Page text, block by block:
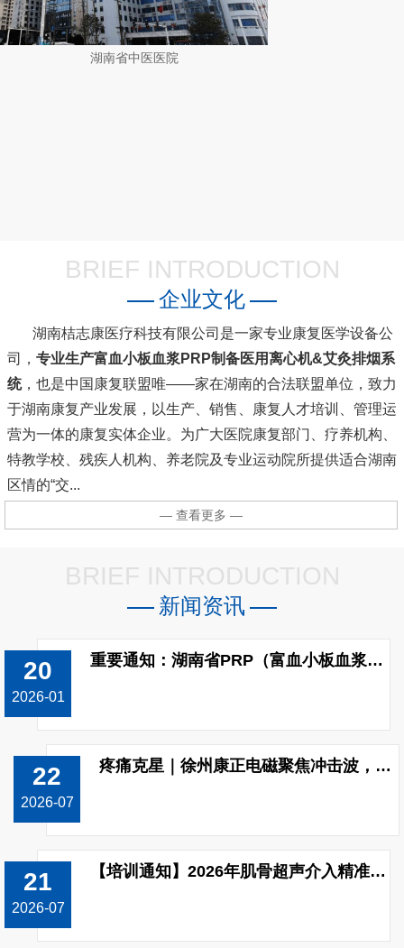
湖南省中医医院
BRIEF INTRODUCTION
企业文化
湖南桔志康医疗科技有限公司是一家专业康复医学设备公
司， 专业生产富血小板血浆PRP制备医用离心机&艾灸排烟系
统，也是中国康复联盟唯――家在湖南的合法联盟单位，致力
于湖南康复产业发展，以生产、销售、康复人才培训、管理运
营为一体的康复实体企业。为广大医院康复部门、疗养机构、
特教学校、残疾人机构、养老院及专业运动院所提供适合湖南
区情的“交...
— 查看更多 —
BRIEF INTRODUCTION
新闻资讯
20
2026-01
重要通知：湖南省PRP（富血小板血浆）制备收费标准已调整!
22
2026-07
疼痛克星｜徐州康正电磁聚焦冲击波，无创修复颈肩腰腿痛
21
2026-07
【培训通知】2026年肌骨超声介入精准治疗技能（上肢关节）提升培训班开班！